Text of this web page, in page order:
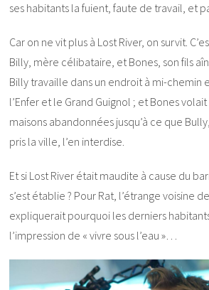
ses habitants la fuient, faute de travail, et
Car on ne vit plus à Lost River, on survit.
Billy, mère célibataire, et Bones, son fils
Billy travaille dans un endroit à mi-chemin
l’Enfer et le Grand Guignol ; et Bones
maisons abandonnées jusqu’à ce que
pris la ville, l’en interdise.
Et si Lost River était maudite à cause du
s’est établie ? Pour Rat, l’étrange voisine
expliquerait pourquoi les derniers
l’impression de « vivre sous l’eau »…